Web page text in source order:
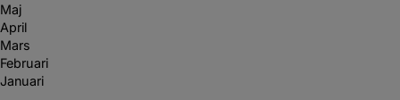
Maj
April
Mars
Februari
Januari